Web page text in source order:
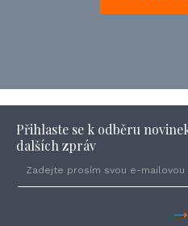
Přihlaste se k odběru
dalších zpráv
→